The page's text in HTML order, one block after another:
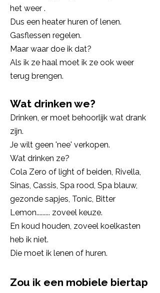
het weer .
Dus een heater huren of lenen.
Gasflessen regelen.
Maar waar doe ik dat?
Als ik ze haal moet ik ze ook weer
terug brengen.
Wat drinken we?
Drinken, er moet behoorlijk wat drank
zijn.
Je wilt geen 'nee' verkopen.
Wat drinken ze?
Cola Zero of light of beiden, Rivella,
Sinas, Cassis, Spa rood, Spa blauw,
gezonde sapjes, Tonic, Bitter
Lemon......... zoveel keuze.
En koud houden, zoveel koelkasten
heb ik niet.
Die moet ik lenen of huren.
Zou ik een mobiele biertap